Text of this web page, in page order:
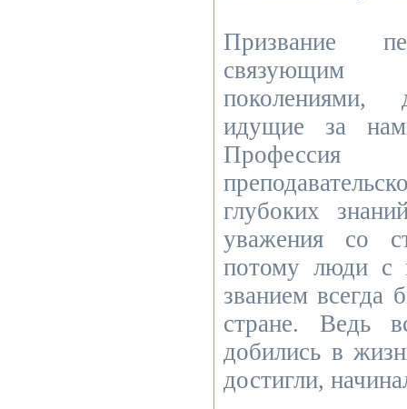
Призвание
идущие за
Профессия
глубоких
уважения со
потому люди с
званием всегда
стране. Ведь
добились в
достигли,